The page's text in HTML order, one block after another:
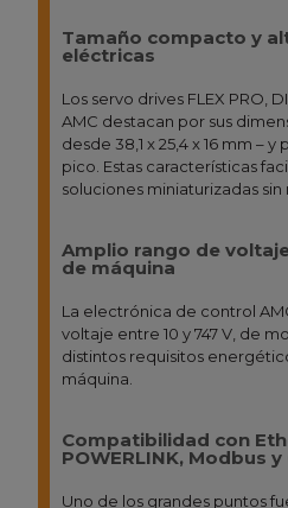
Tamaño compacto y
eléctricas
Los servo drives FLEX PRO,
AMC destacan por sus
desde 38,1 x 25,4 x 16 mm –
pico. Estas características
soluciones miniaturizadas
Amplio rango de
de máquina
La electrónica de control
voltaje entre 10 y 747 V, de
distintos requisitos
máquina.
Compatibilidad con
POWERLINK, Modbus
Uno de los grandes puntos